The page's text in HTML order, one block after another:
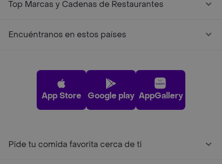
Top Marcas y Cadenas de Restaurantes
Encuéntranos en estos países
App Store Google play AppGallery
Pide tu comida favorita cerca de ti